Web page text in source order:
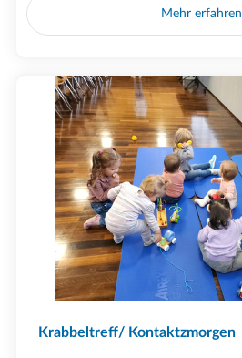
Mehr erfahren
Krabbeltreff/ Kontaktzmorgen